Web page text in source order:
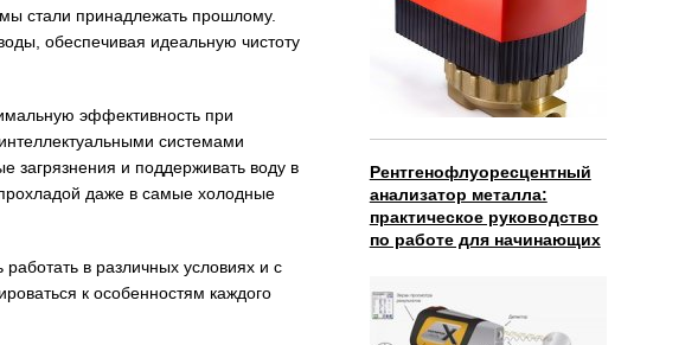
Рентгенофлуоресцентный
анализатор металла:
практическое руководство
по работе для начинающих
стали принадлежать прошлому.
обеспечивая идеальную чистоту
эффективность при
системами
загрязнения и поддерживать воду в
даже в самые холодные
в различных условиях и с
к особенностям каждого